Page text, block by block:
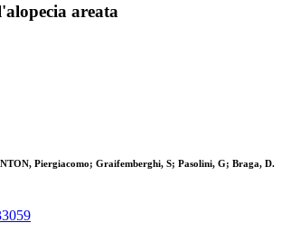
areata
Piergiacomo; Graifemberghi, S; Pasolini, G; Braga, D.